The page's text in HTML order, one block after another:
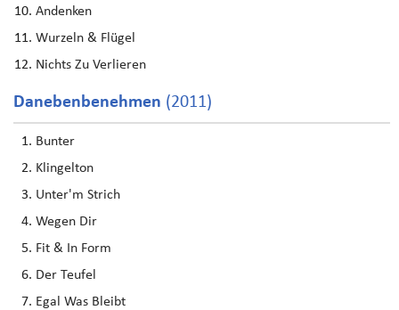
Andenken
Wurzeln & Flügel
Nichts Zu Verlieren
Danebenbenehmen (2011)
Bunter
Klingelton
Unter'm Strich
Wegen Dir
Fit & In Form
Der Teufel
Egal Was Bleibt